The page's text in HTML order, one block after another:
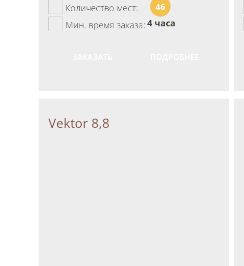
Количество мест:
46
Мин. время заказа: 4 часа
Vektor 8,8